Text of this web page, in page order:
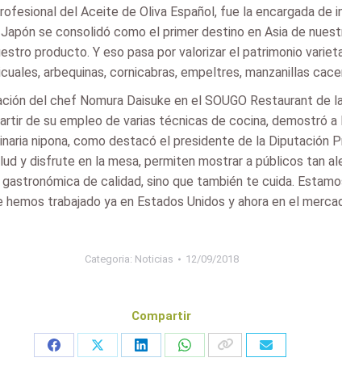
del Aceite de Oliva Español, fue la encargada
se consolidó como el primer destino en Asia de
producto. Y eso pasa por valorizar el patrimonio
arbequinas, cornicabras, empeltres, manzanillas
del chef Nomura Daisuke en el SOUGO Restaurant
de su empleo de varias técnicas de cocina, demostró
nipona, como destacó el presidente de la Diputación
y disfrute en la mesa, permiten mostrar a públicos tan
de calidad, sino que también te cuida.
trabajado ya en Estados Unidos y ahora en el
Categoria: Noticias 12/09/2018
Compartir
Share
Share
Share
Share